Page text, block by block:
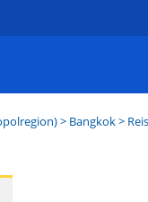
> Bangkok>